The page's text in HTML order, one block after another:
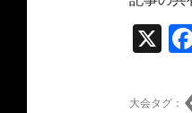
X
大会タグ：